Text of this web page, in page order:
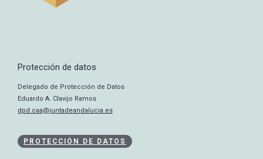
Protección de datos
Delegado de Protección de Datos
Eduardo A. Clavijo Ramos
dpd.caa@juntadeandalucia.es
PROTECCIÓN DE DATOS